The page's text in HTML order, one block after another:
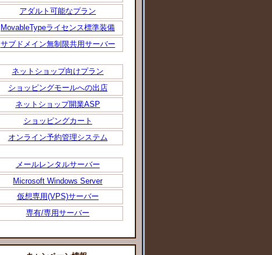
アダルト可能なプラン
MovableTypeライセンス標準装備
サブドメイン無制限共用サーバー
ネットショップ向けプラン
ショッピングモールへの出店
ネットショップ開業ASP
ショッピングカート
オンライン予約管理システム
メールレンタルサーバー
Microsoft Windows Server
仮想専用(VPS)サーバー
専有/専用サーバー